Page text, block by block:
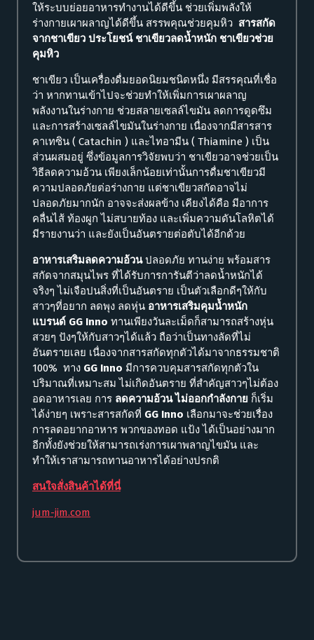
ให้ระบบย่อยอาหารทำงานได้ดีขึ้น ช่วยเพิ่มพลังให้
ร่างกายเผาผลาญได้ดีขึ้น สรรพคุณช่วยคุมหิว สารสกัด
จากชาเขียว ประโยชน์ ชาเขียวลดน้ำหนัก ชาเขียวช่วย
คุมหิว
ชาเขียว เป็นเครื่องดื่มยอดนิยมชนิดหนึ่ง มีสรรคุณที่เชื่อ
ว่า หากทานเข้าไปจะช่วยทำให้เพิ่มการเผาผลาญ
พลังงานในร่างกาย ช่วยสลายเซลล์ไขมัน ลดการดูดซึม
และการสร้างเซลล์ไขมันในร่างกาย เนื่องจากมีสารสาร
คาเทซิน ( Catachin ) และไทอามีน ( Thiamine ) เป็น
ส่วนผสมอยู่ ซึ่งข้อมูลการวิจัยพบว่า ชาเขียวอาจช่วยเป็น
วิธีลดความอ้วน เพียงเล็กน้อยเท่านั้นการดื่มชาเขียวมี
ความปลอดภัยต่อร่างกาย แต่ชาเขียวสกัดอาจไม่
ปลอดภัยมากนัก อาจจะส่งผลข้าง เคียงได้คือ มีอาการ
คลื่นไส้ ท้องผูก ไม่สบายท้อง และเพิ่มความดันโลหิตได้
มีรายงานว่า และยังเป็นอันตรายต่อตับได้อีกด้วย
อาหารเสริมลดความอ้วนปลอดภัย ทานง่าย พร้อมสาร
สกัดจากสมุนไพร ที่ได้รับการการันตีว่าลดน้ำหนักได้
จริงๆ ไม่เจือปนสิ่งที่เป็นอันตราย เป็นตัวเลือกดีๆให้กับ
สาวๆที่อยาก ลดพุง ลดหุ่น อาหารเสริมคุมน้ำหนัก
แบรนด์ GG Inno ทานเพียงวันละเม็ดก็สามารถสร้างหุ่น
สวยๆ ปังๆให้กับสาวๆได้แล้ว ถือว่าเป็นทางลัดที่ไม่
อันตรายเลย เนื่องจากสารสกัดทุกตัวได้มาจากธรรมชาติ
100% ทาง GG Inno มีการควบคุมสารสกัดทุกตัวใน
ปริมาณที่เหมาะสม ไม่เกิดอันตราย ที่สำคัญสาวๆไม่ต้อง
อดอาหารเลย การ ลดความอ้วน ไม่ออกกําลังกาย ก็เริ่ม
ได้ง่ายๆ เพราะสารสกัดที่ GG Inno เลือกมาจะช่วยเรื่อง
การลดอยากอาหาร พวกของทอด แป้ง ได้เป็นอย่างมาก
อีกทั้งยังช่วยให้สามารถเร่งการเผาพลาญไขมัน และ
ทำให้เราสามารถทานอาหารได้อย่างปรกติ
สนใจสั่งสินค้าได้ที่นี่
jum-jim.com